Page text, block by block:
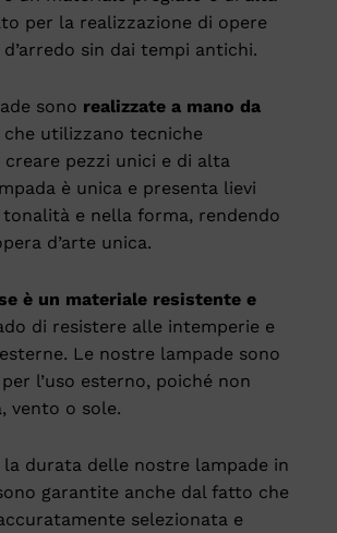
per la realizzazione di opere
d’arredo sin dai tempi antichi.
sono realizzate a mano da
che utilizzano tecniche
pezzi unici e di alta
è unica e presenta lievi
e nella forma, rendendo
d’arte unica.
è un materiale resistente e
di resistere alle intemperie e
Le nostre lampade sono
l’uso esterno, poiché non
vento o sole.
la durata delle nostre lampade in
garantite anche dal fatto che
selezionata e